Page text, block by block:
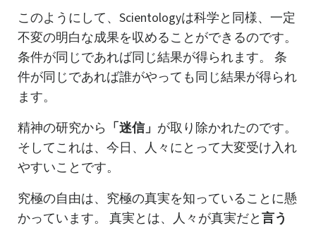
このようにして、Scientologyは科学と同様、一定
不変の明白な成果を収めることができるのです。
条件が同じであれば同じ結果が得られます。 条
件が同じであれば誰がやっても同じ結果が得られ
ます。
精神の研究から 「迷信」 が取り除かれたのです。
そしてこれは、今日、人々にとって大変受け入れ
やすいことです。
究極の自由は、究極の真実を知っていることに懸
かっています。 真実とは、人々が真実だと言う